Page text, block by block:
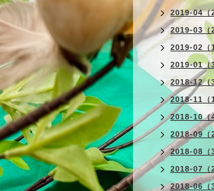
2019-04（
2019-03（
2019-02（1
2019-01（3
2018-12（
2018-11（1
2018-10（
2018-09（2
2018-08（3
2018-07（
2018-06（